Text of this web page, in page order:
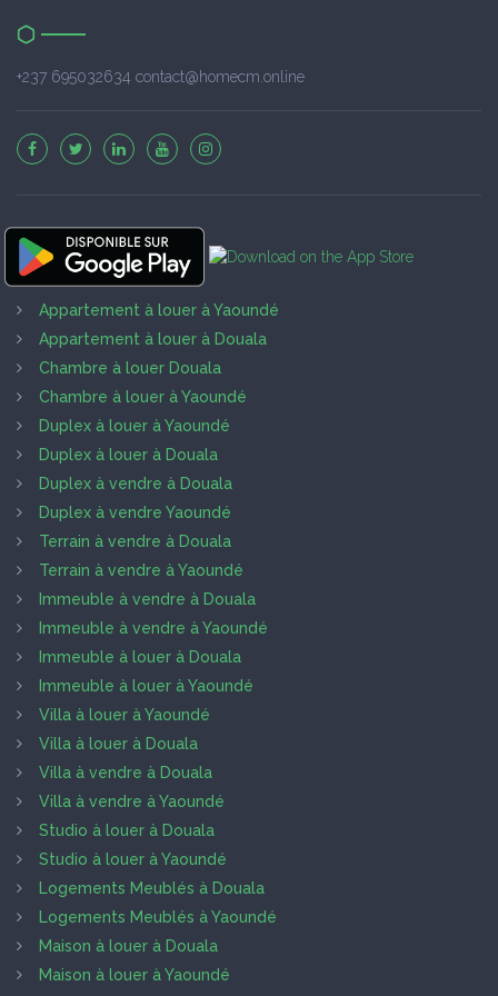
+237 695032634 contact@homecm.online
Appartement à louer à Yaoundé
Appartement à louer à Douala
Chambre à louer Douala
Chambre à louer à Yaoundé
Duplex à louer à Yaoundé
Duplex à louer à Douala
Duplex à vendre à Douala
Duplex à vendre Yaoundé
Terrain à vendre à Douala
Terrain à vendre à Yaoundé
Immeuble à vendre à Douala
Immeuble à vendre à Yaoundé
Immeuble à louer à Douala
Immeuble à louer à Yaoundé
Villa à louer à Yaoundé
Villa à louer à Douala
Villa à vendre à Douala
Villa à vendre à Yaoundé
Studio à louer à Douala
Studio à louer à Yaoundé
Logements Meublés à Douala
Logements Meublés à Yaoundé
Maison à louer à Douala
Maison à louer à Yaoundé